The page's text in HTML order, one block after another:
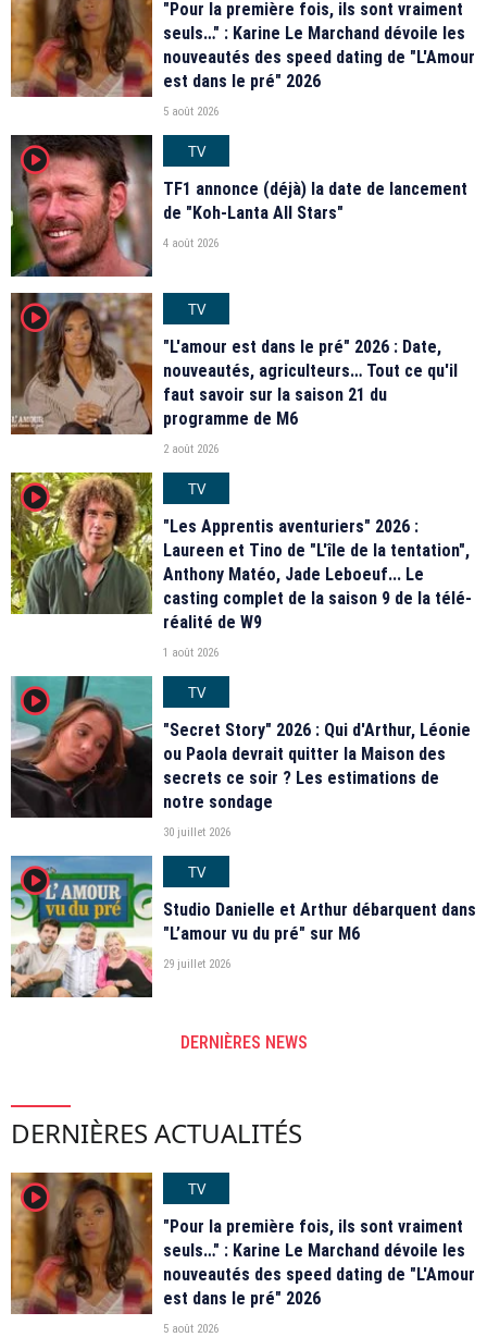
"Pour la première fois, ils sont vraiment
seuls…" : Karine Le Marchand dévoile les
nouveautés des speed dating de "L'Amour
est dans le pré" 2026
5 août 2026
player2
TV
TF1 annonce (déjà) la date de lancement
de "Koh-Lanta All Stars"
4 août 2026
player2
TV
"L'amour est dans le pré" 2026 : Date,
nouveautés, agriculteurs… Tout ce qu'il
faut savoir sur la saison 21 du
programme de M6
2 août 2026
player2
TV
"Les Apprentis aventuriers" 2026 :
Laureen et Tino de "L'île de la tentation",
Anthony Matéo, Jade Leboeuf... Le
casting complet de la saison 9 de la télé-
réalité de W9
1 août 2026
player2
TV
"Secret Story" 2026 : Qui d'Arthur, Léonie
ou Paola devrait quitter la Maison des
secrets ce soir ? Les estimations de
notre sondage
30 juillet 2026
player2
TV
Studio Danielle et Arthur débarquent dans
"L’amour vu du pré" sur M6
29 juillet 2026
DERNIÈRES NEWS
DERNIÈRES ACTUALITÉS
player2
TV
"Pour la première fois, ils sont vraiment
seuls…" : Karine Le Marchand dévoile les
nouveautés des speed dating de "L'Amour
est dans le pré" 2026
5 août 2026